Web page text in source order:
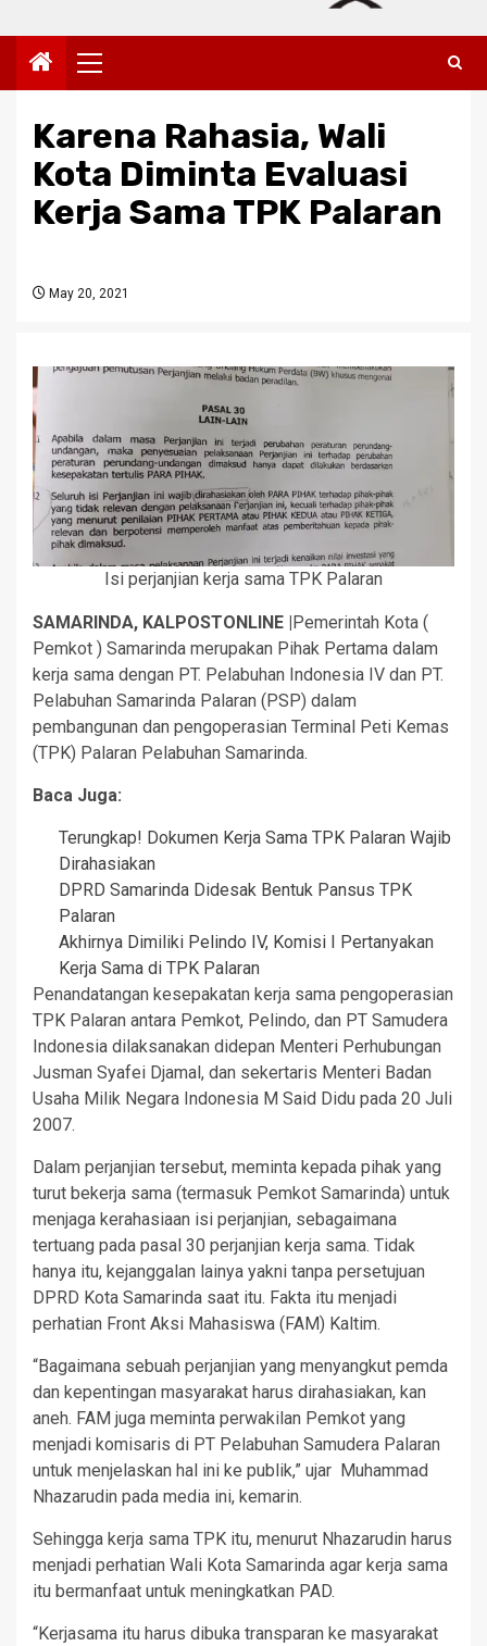
Primary
Menu
Karena Rahasia, Wali
Kota Diminta Evaluasi
Kerja Sama TPK Palaran
May 20, 2021
Isi perjanjian kerja sama TPK Palaran
SAMARINDA, KALPOSTONLINE | Pemerintah Kota (
Pemkot ) Samarinda merupakan Pihak Pertama dalam
kerja sama dengan PT. Pelabuhan Indonesia IV dan PT.
Pelabuhan Samarinda Palaran (PSP) dalam
pembangunan dan pengoperasian Terminal Peti Kemas
(TPK) Palaran Pelabuhan Samarinda.
Baca Juga:
Terungkap! Dokumen Kerja Sama TPK Palaran Wajib
Dirahasiakan
DPRD Samarinda Didesak Bentuk Pansus TPK
Palaran
Akhirnya Dimiliki Pelindo IV, Komisi I Pertanyakan
Kerja Sama di TPK Palaran
Penandatangan kesepakatan kerja sama pengoperasian
TPK Palaran antara Pemkot, Pelindo, dan PT Samudera
Indonesia dilaksanakan didepan Menteri Perhubungan
Jusman Syafei Djamal, dan sekertaris Menteri Badan
Usaha Milik Negara Indonesia M Said Didu pada 20 Juli
2007.
Dalam perjanjian tersebut, meminta kepada pihak yang
turut bekerja sama (termasuk Pemkot Samarinda) untuk
menjaga kerahasiaan isi perjanjian, sebagaimana
tertuang pada pasal 30 perjanjian kerja sama. Tidak
hanya itu, kejanggalan lainya yakni tanpa persetujuan
DPRD Kota Samarinda saat itu. Fakta itu menjadi
perhatian Front Aksi Mahasiswa (FAM) Kaltim.
“Bagaimana sebuah perjanjian yang menyangkut pemda
dan kepentingan masyarakat harus dirahasiakan, kan
aneh. FAM juga meminta perwakilan Pemkot yang
menjadi komisaris di PT Pelabuhan Samudera Palaran
untuk menjelaskan hal ini ke publik,” ujar Muhammad
Nhazarudin pada media ini, kemarin.
Sehingga kerja sama TPK itu, menurut Nhazarudin harus
menjadi perhatian Wali Kota Samarinda agar kerja sama
itu bermanfaat untuk meningkatkan PAD.
“Kerjasama itu harus dibuka transparan ke masyarakat